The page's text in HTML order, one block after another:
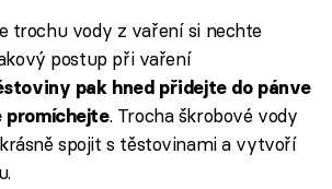
trochu vody z vaření si nechte
postup při vaření
pak hned přidejte do pánve
promíchejte. Trocha škrobové vody
spojit s těstovinami a vytvoří